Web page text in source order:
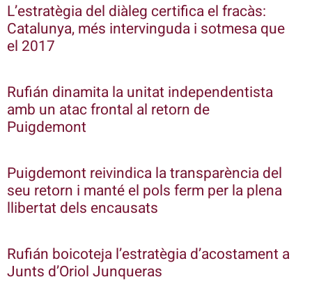
L’estratègia del diàleg certifica el fracàs:
Catalunya, més intervinguda i sotmesa que
el 2017
Rufián dinamita la unitat independentista
amb un atac frontal al retorn de
Puigdemont
Puigdemont reivindica la transparència del
seu retorn i manté el pols ferm per la plena
llibertat dels encausats
Rufián boicoteja l’estratègia d’acostament a
Junts d’Oriol Junqueras